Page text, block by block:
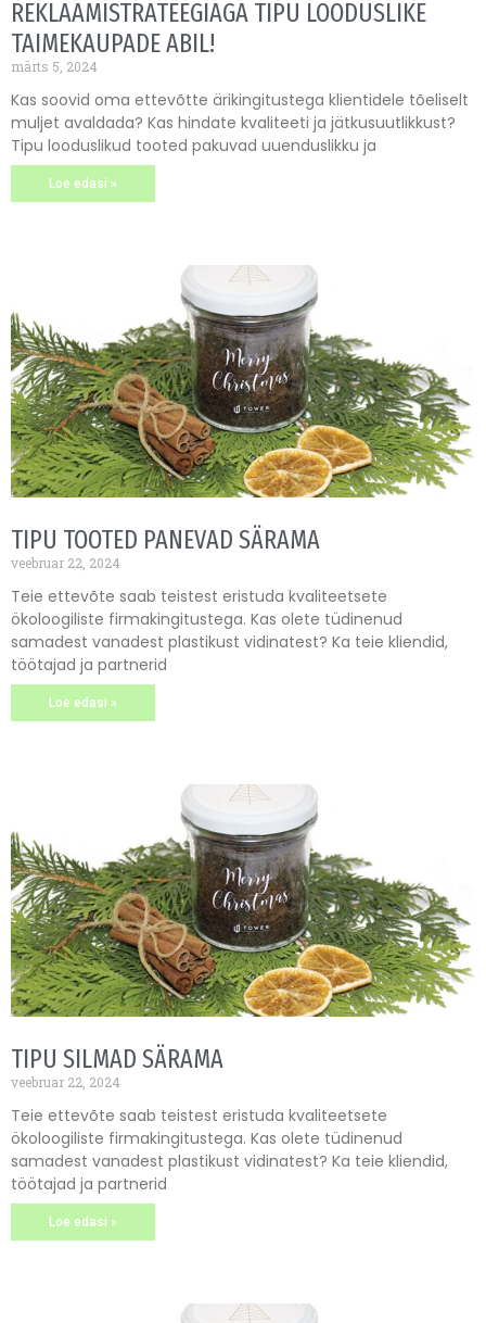
REKLAAMISTRATEEGIAGA TIPU LOODUSLIKE
TAIMEKAUPADE ABIL!
märts 5, 2024
Kas soovid oma ettevõtte ärikingitustega klientidele tõeliselt
muljet avaldada? Kas hindate kvaliteeti ja jätkusuutlikkust?
Tipu looduslikud tooted pakuvad uuenduslikku ja
Loe edasi »
TIPU TOOTED PANEVAD SÄRAMA
veebruar 22, 2024
Teie ettevõte saab teistest eristuda kvaliteetsete
ökoloogiliste firmakingitustega. Kas olete tüdinenud
samadest vanadest plastikust vidinatest? Ka teie kliendid,
töötajad ja partnerid
Loe edasi »
TIPU SILMAD SÄRAMA
veebruar 22, 2024
Teie ettevõte saab teistest eristuda kvaliteetsete
ökoloogiliste firmakingitustega. Kas olete tüdinenud
samadest vanadest plastikust vidinatest? Ka teie kliendid,
töötajad ja partnerid
Loe edasi »